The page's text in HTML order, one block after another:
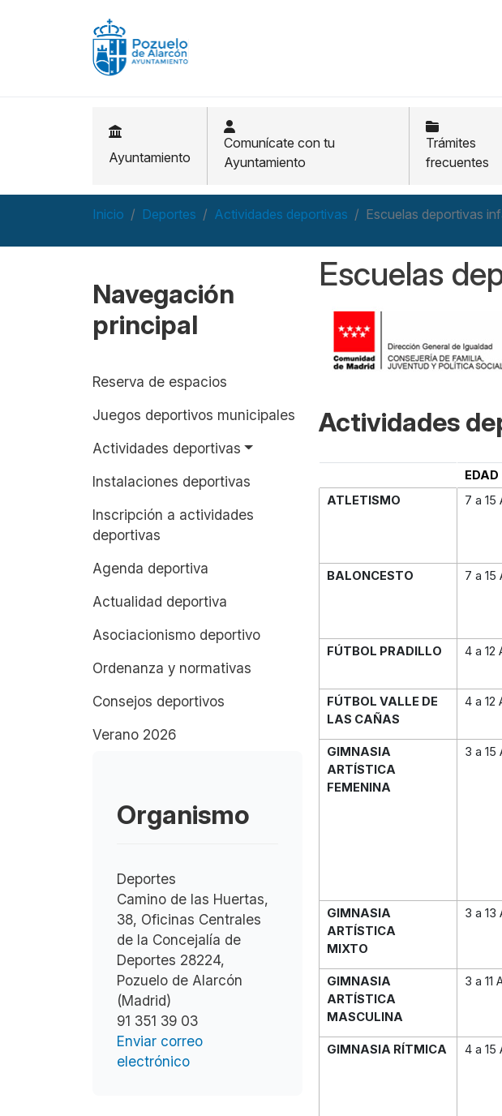
Ayuntamiento
Comunícate con tu
Ayuntamiento
Trámites
frecuentes
Inicio Deportes Actividades deportivas Escuelas deportivas
Navegación
principal
Reserva de espacios
Juegos deportivos municipales
Actividades deportivas
Instalaciones deportivas
Inscripción a actividades
deportivas
Agenda deportiva
Actualidad deportiva
Asociacionismo deportivo
Ordenanza y normativas
Consejos deportivos
Verano 2026
Organismo
Deportes
Camino de las Huertas,
38, Oficinas Centrales
de la Concejalía de
Deportes 28224,
Pozuelo de Alarcón
(Madrid)
91 351 39 03
Enviar correo
electrónico
Escuelas
Actividades
EDAD
ATLETISMO
7 a 15
BALONCESTO
7 a 15
FÚTBOL PRADILLO
4 a 12
FÚTBOL VALLE DE
LAS CAÑAS
4 a 12
GIMNASIA
ARTÍSTICA
FEMENINA
3 a 15
GIMNASIA
ARTÍSTICA
MIXTO
3 a 13
GIMNASIA
ARTÍSTICA
MASCULINA
3 a 11
GIMNASIA RÍTMICA
4 a 15